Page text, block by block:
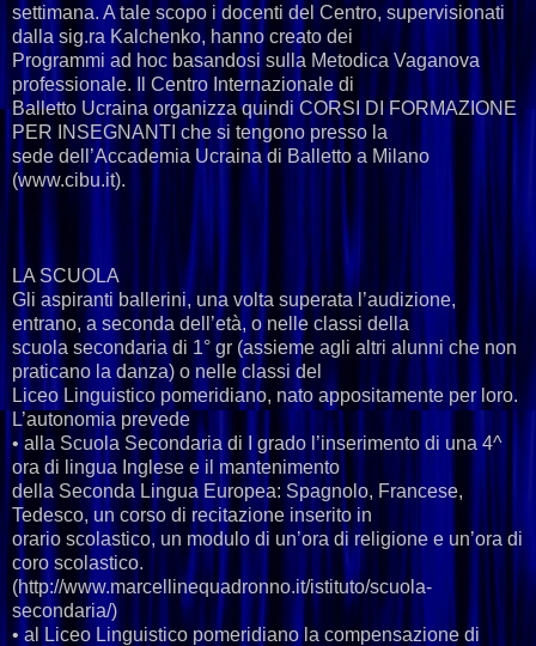
settimana. A tale scopo i docenti del Centro, supervisionati
dalla sig.ra Kalchenko, hanno creato dei
Programmi ad hoc basandosi sulla Metodica Vaganova
professionale. Il Centro Internazionale di
Balletto Ucraina organizza quindi CORSI DI FORMAZIONE
PER INSEGNANTI che si tengono presso la
sede dell’Accademia Ucraina di Balletto a Milano
(www.cibu.it).
LA SCUOLA
Gli aspiranti ballerini, una volta superata l’audizione,
entrano, a seconda dell’età, o nelle classi della
scuola secondaria di 1° gr (assieme agli altri alunni che non
praticano la danza) o nelle classi del
Liceo Linguistico pomeridiano, nato appositamente per loro.
L’autonomia prevede
• alla Scuola Secondaria di I grado l’inserimento di una 4^
ora di lingua Inglese e il mantenimento
della Seconda Lingua Europea: Spagnolo, Francese,
Tedesco, un corso di recitazione inserito in
orario scolastico, un modulo di un’ora di religione e un’ora di
coro scolastico.
(http://www.marcellinequadronno.it/istituto/scuola-
secondaria/)
• al Liceo Linguistico pomeridiano la compensazione di